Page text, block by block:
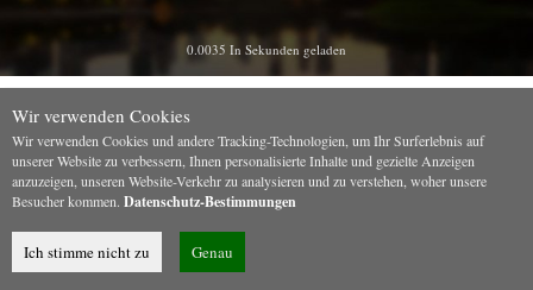
0.0035 In Sekunden geladen
Wir verwenden Cookies
Wir verwenden Cookies und andere Tracking-Technologien, um Ihr Surferlebnis auf
unserer Website zu verbessern, Ihnen personalisierte Inhalte und gezielte Anzeigen
anzuzeigen, unseren Website-Verkehr zu analysieren und zu verstehen, woher unsere
Besucher kommen. Datenschutz-Bestimmungen
Ich stimme nicht zu Genau